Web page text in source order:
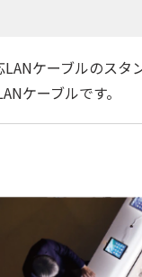
ケーブルのスタ
ケーブルです。